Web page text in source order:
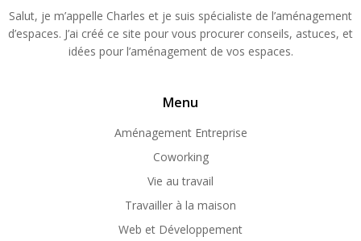
Salut, je m’appelle Charles et je suis spécialiste de l’aménagement
d’espaces. J’ai créé ce site pour vous procurer conseils, astuces, et
idées pour l’aménagement de vos espaces.
Menu
Aménagement Entreprise
Coworking
Vie au travail
Travailler à la maison
Web et Développement